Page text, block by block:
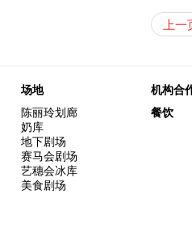
place,
but this
有关演
穗会名
号再裸
与传奇
Fung
Listen
these
years.."
三只手
2月5
2015-
百年未
Arts
喜气
普世
素食午
五月方
术》访
艺术
山外山
个展开幕
笑翻天
Gloria
艺穗
要吃一
「在艺
东南亚
刘智伦
理妥善
「闹
「美
新年新
十筑香
Bay在
餐:D
找到自
谢谢您
荣获
与冰冰
啡！
BHA
来跟
食得健
冰窖变
Being
冰​窖之
十年，
Circa
欸，她
《蜕
艺术家
冰窖今
「照亮
UP有
The
摄影廊
12:00-
上一
场地
陈丽玲划廊
奶库
地下剧场
赛马会剧场
艺穗会冰库
美食剧场
机构合
餐饮